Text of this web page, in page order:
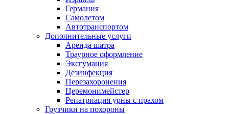
Германия
Самолетом
Автотранспортом
Дополнительные услуги
Аренда шатра
Траурное оформление
Эксгумация
Дезинфекция
Перезахоронения
Церемонимейстер
Репатриация урны с прахом
Грузчики на похороны